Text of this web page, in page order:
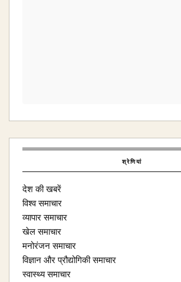
श्रेणियां
देश की खबरें
विश्व समाचार
व्यापार समाचार
खेल समाचार
मनोरंजन समाचार
विज्ञान और प्रौद्योगिकी समाचार
स्वास्थ्य समाचार